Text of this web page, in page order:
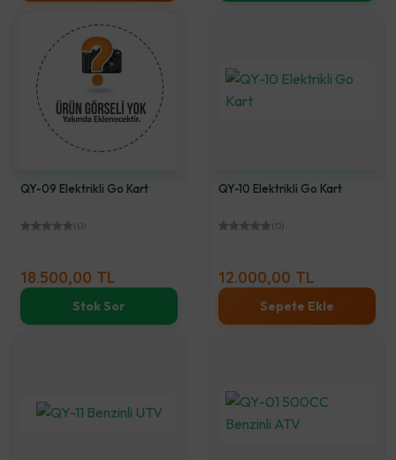
QY-09 Elektrikli Go Kart
(0)
18.500,00 TL
Stok Sor
QY-10 Elektrikli Go Kart
(0)
12.000,00 TL
Sepete Ekle